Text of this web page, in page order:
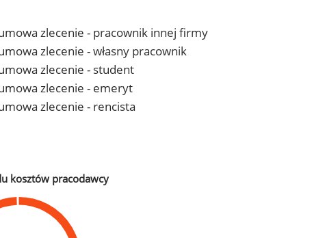
zlecenie - pracownik innej firmy
zlecenie - własny pracownik
zlecenie - student
zlecenie - emeryt
zlecenie - rencista
kosztów pracodawcy